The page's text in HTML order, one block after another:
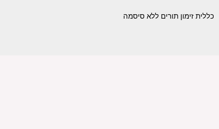
כללית זימון תורים ללא סיסמה